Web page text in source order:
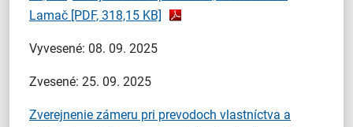
Lamač [PDF, 318,15 KB]
Vyvesené: 08. 09. 2025
Zvesené: 25. 09. 2025
Zverejnenie zámeru pri prevodoch vlastníctva a